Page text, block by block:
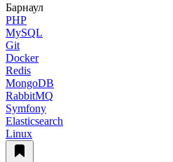
Барнаул
PHP
MySQL
Git
Docker
Redis
MongoDB
RabbitMQ
Symfony
Elasticsearch
Linux